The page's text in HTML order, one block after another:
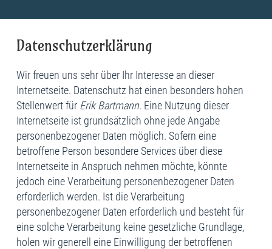
Datenschutzerklärung
Wir freuen uns sehr über Ihr Interesse an dieser
Internetseite. Datenschutz hat einen besonders hohen
Stellenwert für Erik Bartmann. Eine Nutzung dieser
Internetseite ist grundsätzlich ohne jede Angabe
personenbezogener Daten möglich. Sofern eine
betroffene Person besondere Services über diese
Internetseite in Anspruch nehmen möchte, könnte
jedoch eine Verarbeitung personenbezogener Daten
erforderlich werden. Ist die Verarbeitung
personenbezogener Daten erforderlich und besteht für
eine solche Verarbeitung keine gesetzliche Grundlage,
holen wir generell eine Einwilligung der betroffenen